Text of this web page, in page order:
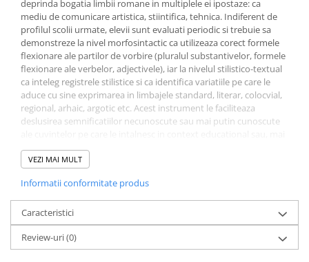
deprinda bogatia limbii romane in multiplele ei ipostaze: ca
mediu de comunicare artistica, stiintifica, tehnica. Indiferent de
profilul scolii urmate, elevii sunt evaluati periodic si trebuie sa
demonstreze la nivel morfosintactic ca utilizeaza corect formele
flexionare ale partilor de vorbire (pluralul substantivelor, formele
flexionare ale verbelor, adjectivele), iar la nivelul stilistico-textual
ca inteleg registrele stilistice si ca identifica variatiile pe care le
aduce cu sine exprimarea in limbajele standard, literar, colocvial,
regional, arhaic, argotic etc. Acest instrument le faciliteaza
deslusirea semnificatiilor necunoscute sau mai putin cunoscute
larg, in mesajele media. Autorii, prof. univ. dr. Marin BUCA
(Universitatea de Vest Timisoara) si conf. dr. Mariana CERNICOVA-
experienta lexicografica si au publicat, in colaborare, numeroase
dictionare ale limbii romane, care s-au bucurat de recunoasterea
specialistilor, dar si a pulicului larg.
VEZI MAI MULT
Informatii conformitate produs
Caracteristici
Review-uri(0)